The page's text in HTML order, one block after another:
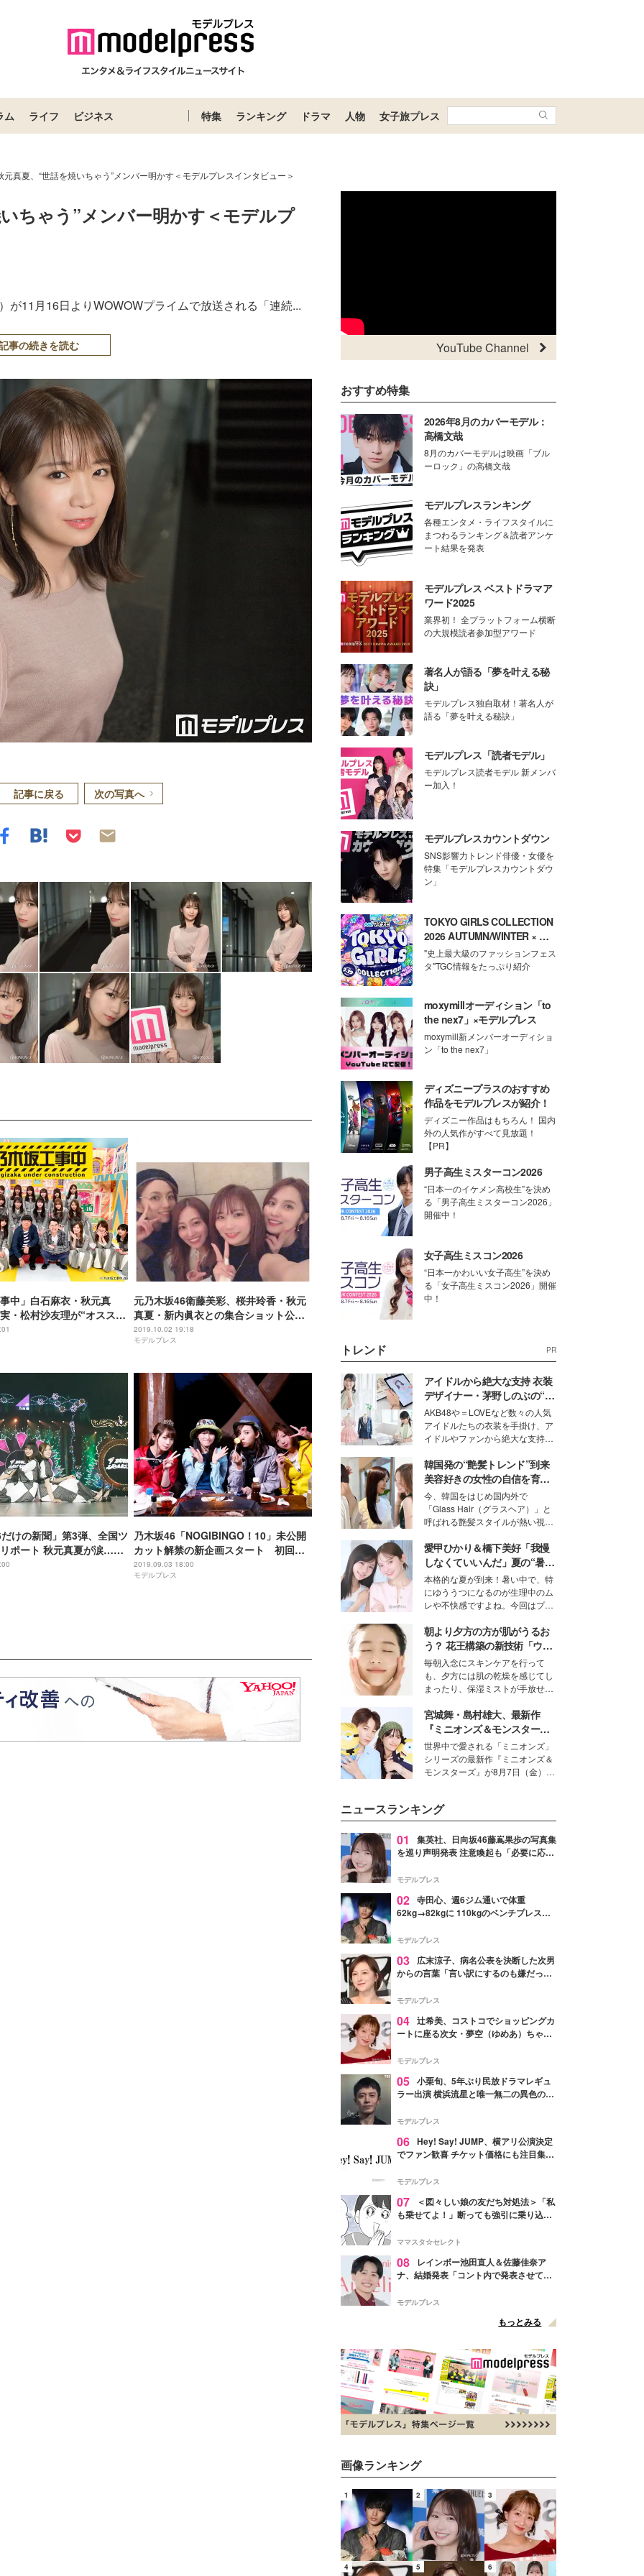
ム ライフ ビジネス 特集 ランキング ドラマ 人物 女子旅プレス
元真夏、“世話を焼いちゃう”メンバー明かす＜モデルプレスインタビュー＞
ちゃう”メンバー明かす＜モデルプ
が11月16日よりWOWOWプライムで放送される「連続...
事の続きを読む
記事に戻る 次の写真へ
中」白石麻衣・秋元真
・松村沙友理が“オススメ
元乃木坂46衛藤美彩、桜井玲香・秋元
真夏・新内眞衣との集合ショット公開
「エモい」「尊い」の声
2019.10.02 19:18
モデルプレス
けの新聞」第3弾、全国ツ
ポート 秋元真夏が涙…白
さくらの初対談も
乃木坂46「NOGIBINGO！10」未公開
カット解禁の新企画スタート 初回は
秋元真夏らのBBQショット
2019.09.03 18:00
モデルプレス
YouTube Channel
おすすめ特集
2026年8月のカバーモデル：
高橋文哉
8月のカバーモデルは映画「ブル
ーロック」の高橋文哉
モデルプレスランキング
各種エンタメ・ライフスタイルに
まつわるランキング＆読者アンケ
ート結果を発表
モデルプレス ベストドラマア
ワード2025
業界初！ 全プラットフォーム横断
の大規模読者参加型アワード
著名人が語る「夢を叶える秘
訣」
モデルプレス独自取材！著名人が
語る「夢を叶える秘訣」
モデルプレス「読者モデル」
モデルプレス読者モデル 新メンバ
ー加入！
モデルプレスカウントダウン
SNS影響力トレンド俳優・女優を
特集「モデルプレスカウントダウ
ン」
TOKYO GIRLS COLLECTION
2026 AUTUMN/WINTER × モ
デルプレス
"史上最大級のファッションフェス
タ"TGC情報をたっぷり紹介
moxymillオーディション「to
the nex7」×モデルプレス
moxymill新メンバーオーディショ
ン「to the nex7」
ディズニープラスのおすすめ
作品をモデルプレスが紹介！
ディズニー作品はもちろん！ 国内
外の人気作がすべて見放題！
【PR】
男子高生ミスターコン2026
“日本一のイケメン高校生”を決め
る「男子高生ミスターコン2026」
開催中！
女子高生ミスコン2026
“日本一かわいい女子高生”を決め
る「女子高生ミスコン2026」開催
中！
トレンド PR
アイドルから絶大な支持 衣装
デザイナー・茅野しのぶの“可
愛い”を作る美学＜「シチズン
クロスシー」インタビュー＞
AKB48や＝LOVEなど数々の人気
アイドルたちの衣装を手掛け、ア
イドルやファンから絶大な支持を
取締役兼クリエイティブディレク
ター・茅野しのぶ。一人ひとりの
個性に寄り添い、魅力を引き出す
衣装作りは、多くの女性たちに勇
気と自信を与え続けている。
韓国発の“艶髪トレンド”到来
美容好きの女性の自信を育む
「ヘアケア事情」って？
今、韓国をはじめ国内外で
「Glass Hair（グラスヘア）」と
呼ばれる艶髪スタイルが熱い視線
ションの完成度を高めるベースと
して、“髪そのものの美しさ”に改
めて注目する人が増えている様
子。今回は、そんな憧れの艶やか
な髪を日常で叶える、美容好きの
女性たちのヘアケア事情を紹介し
ます。
愛甲ひかり＆橋下美好「我慢
しなくていいんだ」夏の“暑さ
対策”の新しい選択肢とは？
本格的な夏が到来！暑い中で、特
にゆううつになるのが生理中のム
レや不快感ですよね。今回はプラ
モデル・愛甲ひかりさんと橋下美
好さんを迎えて本音で女子会トー
ク。猛暑のお出かけを快適に過ご
すヒントや、2人が感動した夏の
生理の新常識にも迫りました。
朝より夕方の方が肌がうるお
う？ 花王構築の新技術「ウォ
ーターキャプチャリングスキ
ン（捕水肌）」がスキンケア
の常識を変える予感
毎朝入念にスキンケアを行って
も、夕方には肌の乾燥を感じてし
まったり、保湿ミストが手放せな
な美容の常識を大きく変える可能
性を秘めた、革新的な「Water
Capturing Skin（ウォーターキャ
プチャリングスキン：捕水肌）」
技術を、花王が構築した。
宮城舞・島村雄大、最新作
『ミニオンズ＆モンスター
ズ』の魅力熱弁 ハチャメチャ
だけじゃない“友情と絆”に感
動
世界中で愛される「ミニオンズ」
シリーズの最新作『ミニオンズ＆
モンスターズ』が8月7日（金）に
デルの宮城舞と島村雄大の特別対
談をお届け！それぞれの視点か
ら、今作ならではの魅力や予想外
の感動をもたらす奥深いストーリ
た。
ニュースランキング
01
集英社、日向坂46藤嶌果歩の写真集
を巡り声明発表 注意喚起も「必要に応じ
モデルプレス
02 寺田心、週6ジム通いで体重
62kg→82kgに 110kgのベンチプレス持
「かっこいい」と反響
モデルプレス
03
広末涼子、病名公表を決断した次男
からの言葉「言い訳にするのも嫌だっ
モデルプレス
04 辻希美、コストコでショッピングカ
ートに座る次女・夢空（ゆめあ）ちゃん
ぎ」「成長を感じる」の声
モデルプレス
05 小栗旬、5年ぶり民放ドラマレギュ
ラー出演 横浜流星と唯一無二の異色のバ
モデルプレス
06 Hey! Say! JUMP、横アリ公演決定
でファン歓喜 チケット価格にも注目集ま
モデルプレス
07
＜図々しい娘の友だち対処法＞「私
も乗せてよ！」断っても強引に乗り込ん
ママスタ☆セレクト
08
レインボー池田直人＆佐藤佳奈ア
ナ、結婚発表「コント内で発表させてい
点変更のため
モデルプレス
もっとみる
画像ランキング
1 2 3
4 5 6